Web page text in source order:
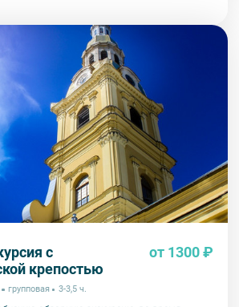
с
крепостью
от 1300 ₽
групповая 3-3,5 ч.